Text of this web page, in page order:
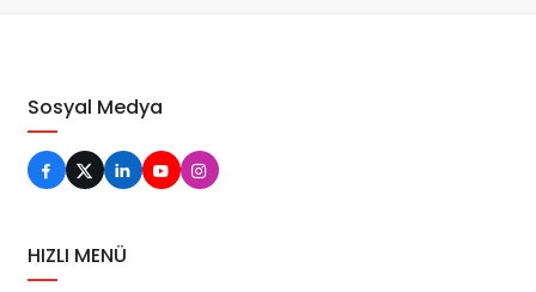
Sosyal Medya
HIZLI MENÜ